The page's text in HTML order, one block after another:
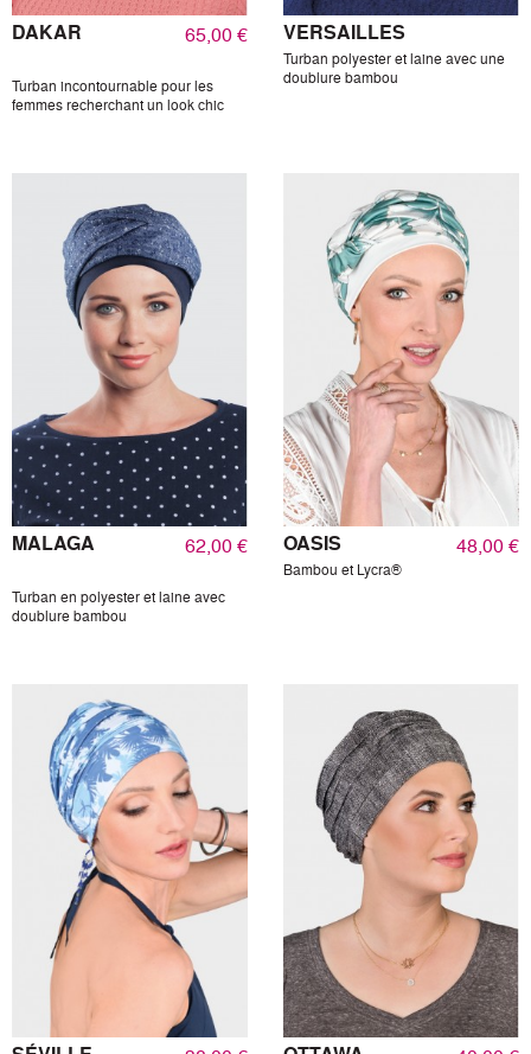
DAKAR 65,00 €
Turban incontournable pour les
femmes recherchant un look chic
VERSAILLES
Turban polyester et laine avec une
doublure bambou
MALAGA 62,00 €
Turban en polyester et laine avec
doublure bambou
OASIS 48,00 €
Bambou et Lycra®